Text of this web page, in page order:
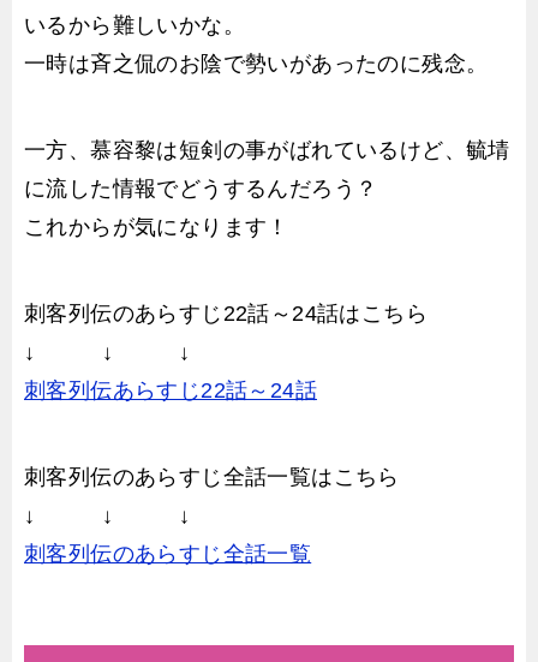
いるから難しいかな。
一時は斉之侃のお陰で勢いがあったのに残念。
一方、慕容黎は短剣の事がばれているけど、毓埥
に流した情報でどうするんだろう？
これからが気になります！
刺客列伝のあらすじ22話～24話はこちら
↓ ↓ ↓
刺客列伝あらすじ22話～24話
刺客列伝のあらすじ全話一覧はこちら
↓ ↓ ↓
刺客列伝のあらすじ全話一覧